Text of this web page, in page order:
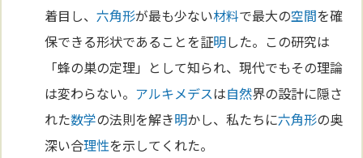
着目し、六角形が最も少ない材料で最大の空間を確
保できる形状であることを証明した。この研究は
「蜂の巣の定理」として知られ、現代でもその理論
は変わらない。 アルキメデスは自然界の設計に隠さ
れた数学の法則を解き明かし、私たちに六角形の奥
深い合理性を示してくれた。